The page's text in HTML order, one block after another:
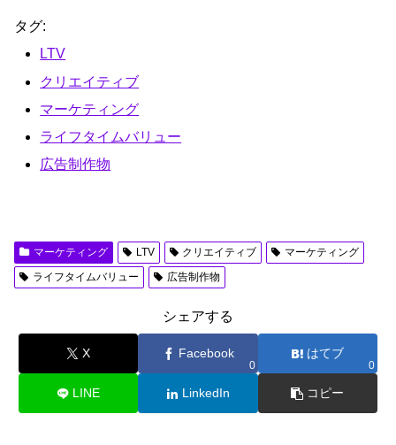
e
b
o
o
k
d
o
n
タグ:
LTV
クリエイティブ
マーケティング
ライフタイムバリュー
広告制作物
マーケティング LTV クリエイティブ
マーケティング
ライフタイムバリュー
広告制作物
シェアする
X Facebook
0
はてブ
0
LINE LinkedIn コピー